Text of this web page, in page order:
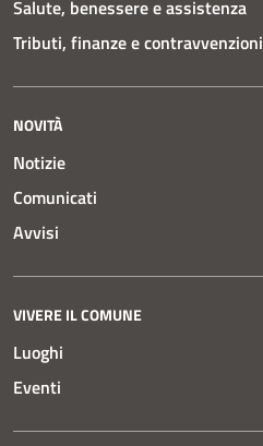
Salute, benessere e assistenza
Tributi, finanze e contravvenzioni
NOVITÀ
Notizie
Comunicati
Avvisi
VIVERE IL COMUNE
Luoghi
Eventi